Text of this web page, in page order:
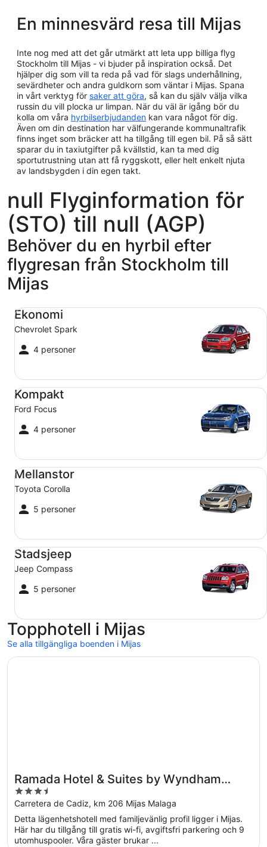
En minnesvärd resa till Mijas
Inte nog med att det går utmärkt att leta upp billiga flyg
Stockholm till Mijas - vi bjuder på inspiration också. Det
hjälper dig som vill ta reda på vad för slags underhållning,
sevärdheter och andra guldkorn som väntar i Mijas. Spana
in vårt verktyg för saker att göra, så kan du själv välja vilka
russin du vill plocka ur limpan. När du väl är igång bör du
kolla om våra hyrbilserbjudanden kan vara något för dig.
Även om din destination har välfungerande kommunaltrafik
finns inget som bräcker att ha tillgång till egen bil. På så sätt
sparar du in taxiutgifter på kvällstid, kan ta med dig
sportutrustning utan att få ryggskott, eller helt enkelt njuta
av landsbygden i din egen takt.
null Flyginformation för
(STO) till null (AGP)
Behöver du en hyrbil efter
flygresan från Stockholm till
Mijas
Ekonomi
Chevrolet Spark
4 personer
Ekonomi Chevrolet Spark
Kompakt
Ford Focus
4 personer
Kompakt Ford Focus
Mellanstor
Toyota Corolla
5 personer
Mellanstor Toyota Corolla
Stadsjeep
Jeep Compass
5 personer
Stadsjeep Jeep Compass
Topphotell i Mijas
Se alla tillgängliga boenden i Mijas
Ramada Hotel & Suites by Wyndham
Costa del Sol
3.5
out
of
5
Carretera de Cadiz, km 206 Mijas Malaga
Detta lägenhetshotell med familjevänlig profil ligger i Mijas.
Här har du tillgång till gratis wi-fi, avgiftsfri parkering och 9
utomhuspooler. Våra gäster brukar ...
Öppnas i ett nytt fönster
Ramada Hotel & Suites by Wyndham Costa del Sol